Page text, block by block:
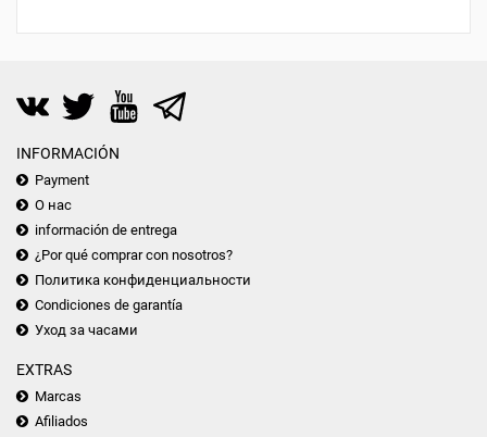
INFORMACIÓN
Payment
О нас
información de entrega
¿Por qué comprar con nosotros?
Политика конфиденциальности
Condiciones de garantía
Уход за часами
EXTRAS
Marcas
Afiliados